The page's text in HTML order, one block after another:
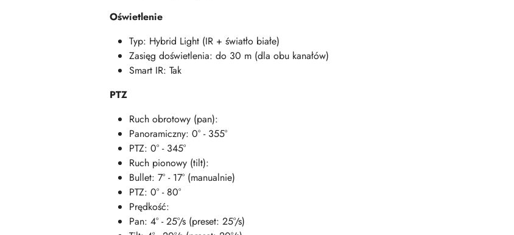
Oświetlenie
Typ: Hybrid Light (IR + światło białe)
Zasięg doświetlenia: do 30 m (dla obu kanałów)
Smart IR: Tak
PTZ
Ruch obrotowy (pan):
Panoramiczny: 0° - 355°
PTZ: 0° - 345°
Ruch pionowy (tilt):
Bullet: 7° - 17° (manualnie)
PTZ: 0° - 80°
Prędkość:
Pan: 4° - 25°/s (preset: 25°/s)